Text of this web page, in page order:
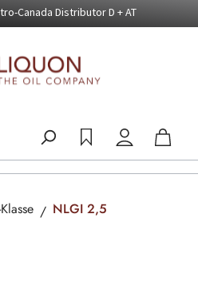
Canada Distributor D + AT
NLGI 2,5